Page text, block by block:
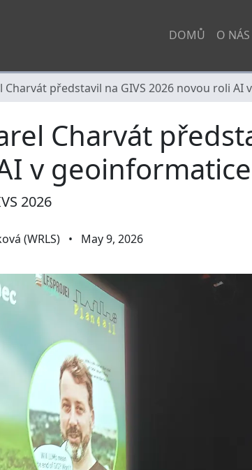
DOMŮ O NÁS
Charvát představil na GIVS 2026 novou roli
Charvát
v geoinformatice
2026
(WRLS) • May 9, 2026